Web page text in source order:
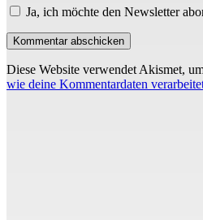
Ja, ich möchte den Newsletter
Diese Website verwendet Akismet,
wie deine Kommentardaten